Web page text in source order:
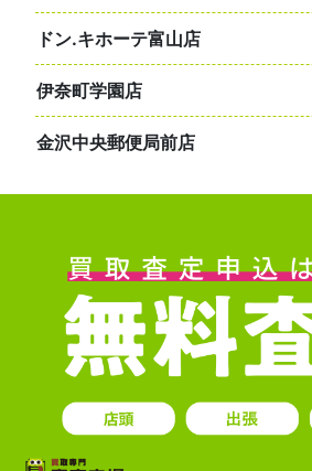
ドン.キホーテ富山店
伊奈町学園店
金沢中央郵便局前店